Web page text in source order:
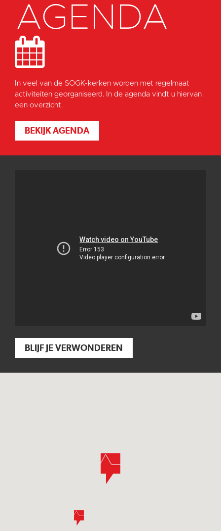
AGENDA
In veel van de SOGK-kerken worden met regelmaat
activiteiten georganiseerd. In de agenda vindt u hiervan
een overzicht.
BEKIJK AGENDA
BLIJF JE VERWONDEREN